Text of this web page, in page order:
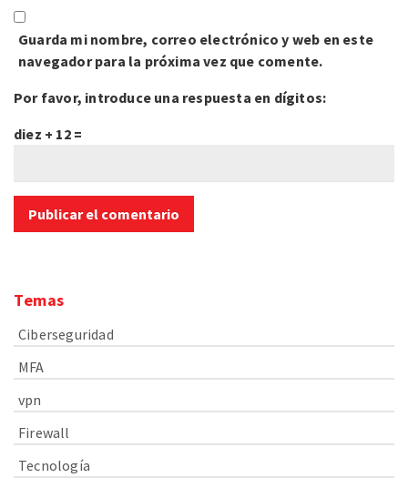
Guarda mi nombre, correo electrónico y web en este
navegador para la próxima vez que comente.
Por favor, introduce una respuesta en dígitos:
diez + 12 =
Temas
Ciberseguridad
MFA
vpn
Firewall
Tecnología